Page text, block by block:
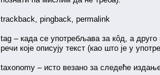
trackback, pingback, permalink
tag – када се употребљава за кôд, а
речи које описују текст (као што је у
taxonomy – исто везано за следеће